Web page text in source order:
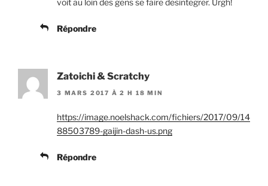
Répondre
Zatoichi & Scratchy
3 MARS 2017 À 2 H 18 MIN
https://image.noelshack.com/fichiers/2017/09/14
88503789-gaijin-dash-us.png
Répondre